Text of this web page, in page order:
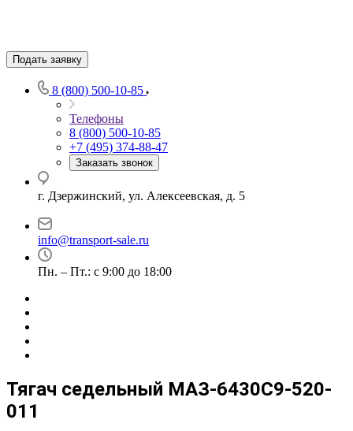
Подать заявку
8 (800) 500-10-85
Телефоны
8 (800) 500-10-85
+7 (495) 374-88-47
Заказать звонок
г. Дзержинский, ул. Алексеевская, д. 5
info@transport-sale.ru
Пн. – Пт.: с 9:00 до 18:00
Тягач седельный МАЗ-6430С9-520-
011